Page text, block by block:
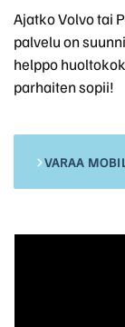
Ajatko Volvo tai
palvelu on
helppo
parhaiten sopii!
VARAA